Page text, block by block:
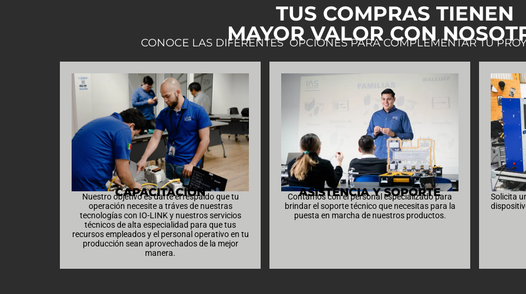
TUS COMPRAS TIENEN
MAYOR VALOR CON
CONOCE LAS DIFERENTES OPCIONES PARA COMPLEMENTAR TU
CAPACITACIÓN
Nuestro objetivo es darte el respaldo que tu
operación necesite a tráves de nuestras
tecnologías con IO-LINK y nuestros servicios
técnicos de alta especialidad para que tus
recursos empleados y el personal operativo en tu
producción sean aprovechados de la mejor
manera.
ASISTENCIA Y SOPORTE
Contamos con el personal especializado para
brindar el soporte técnico que necesitas para la
puesta en marcha de nuestros productos.
Solicita